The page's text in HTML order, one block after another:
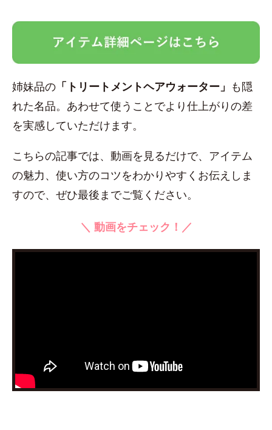
姉妹品の 「トリートメントヘアウォーター」 も隠
れた名品。あわせて使うことでより仕上がりの差
を実感していただけます。
こちらの記事では、動画を見るだけで、アイテム
の魅力、使い方のコツをわかりやすくお伝えしま
すので、ぜひ最後までご覧ください。
＼ 動画をチェック！／